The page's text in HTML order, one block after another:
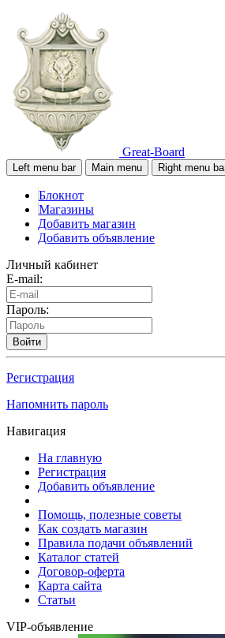
Great-Board
Left menu bar Main menu Right menu
Блокнот
Магазины
Добавить магазин
Добавить объявление
Личный кабинет
E-mail:
Пароль:
Войти
Регистрация
Напомнить пароль
Навигация
На главную
Регистрация
Добавить объявление
Помощь, полезные советы
Как создать магазин
Правила подачи объявлений
Каталог статей
Договор-оферта
Карта сайта
Статьи
VIP-объявление